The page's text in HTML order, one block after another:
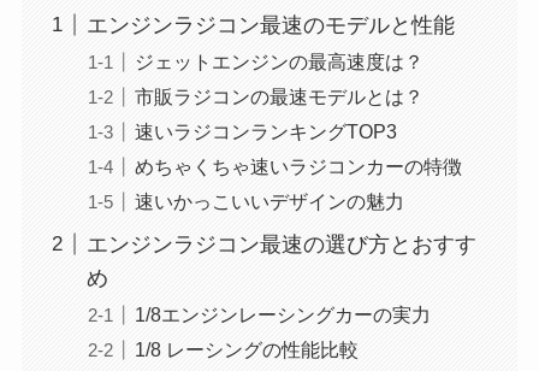
エンジンラジコン最速のモデルと性能
ジェットエンジンの最高速度は？
市販ラジコンの最速モデルとは？
速いラジコンランキングTOP3
めちゃくちゃ速いラジコンカーの特徴
速いかっこいいデザインの魅力
エンジンラジコン最速の選び方とおすす
め
1/8エンジンレーシングカーの実力
1/8 レーシングの性能比較